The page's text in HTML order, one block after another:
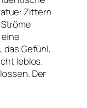
Zittern
das Gefühl,
leblos.
Der